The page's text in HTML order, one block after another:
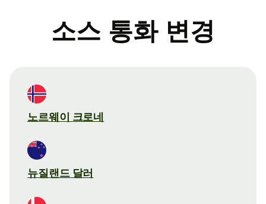
소스 통화 변경
노르웨이 크로네
뉴질랜드 달러